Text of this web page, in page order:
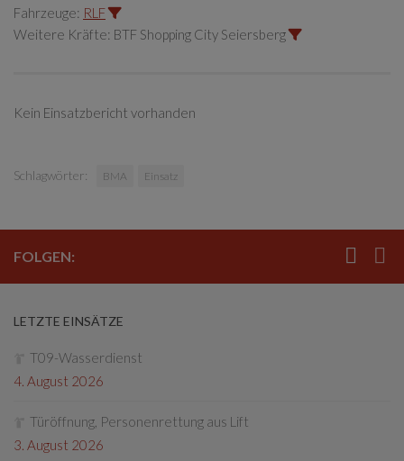
Fahrzeuge: RLF
Weitere Kräfte: BTF Shopping City Seiersberg
Kein Einsatzbericht vorhanden
Schlagwörter: BMA Einsatz
FOLGEN:
LETZTE EINSÄTZE
T09-Wasserdienst
4. August 2026
Türöffnung, Personenrettung aus Lift
3. August 2026